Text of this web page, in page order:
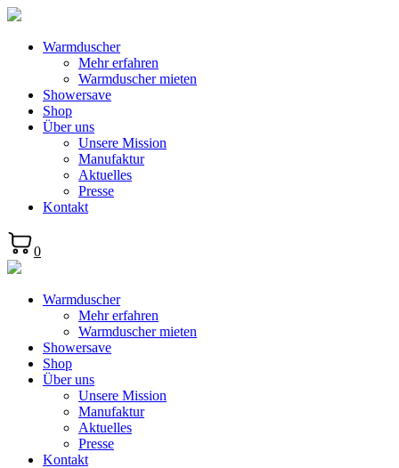
Warmduscher
Mehr erfahren
Warmduscher mieten
Showersave
Shop
Über uns
Unsere Mission
Manufaktur
Aktuelles
Presse
Kontakt
0
Warmduscher
Mehr erfahren
Warmduscher mieten
Showersave
Shop
Über uns
Unsere Mission
Manufaktur
Aktuelles
Presse
Kontakt